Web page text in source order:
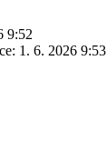
9:52
1. 6. 2026 9:53